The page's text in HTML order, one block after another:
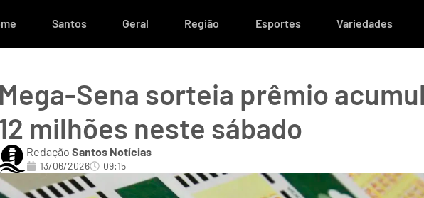
Santos Geral Região Esportes Variedades
Mega-Sena sorteia prêmio
milhões neste sábado
Redação Santos Notícias
13/06/2026 09:15